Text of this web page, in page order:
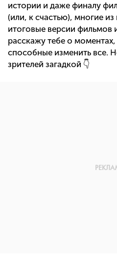
истории и даже финалу
(или, к счастью), многие
итоговые версии фильмов
расскажу тебе о
способные изменить все.
зрителей загадкой 👇